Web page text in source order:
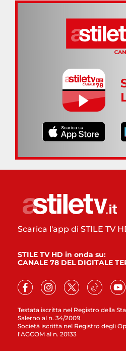
Testata iscritta nel Registro della
Salerno al n. 34/2009
Società iscritta nel Registro degli
l’AGCOM al n. 20133
Scarica l'app di STILE TV
STILE TV HD in onda su:
CANALE 78 DEL DIGITALE